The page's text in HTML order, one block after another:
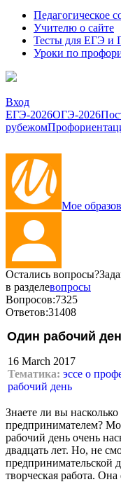
Педагогическое
Учителю о сайте
Тесты для ЕГЭ и
Уроки по
Вход
ЕГЭ-2026ОГЭ-2026
рубежом
Мое
Остались вопросы?
в разделевопросы
Вопросов:7325
Ответов:31408
Один рабочий
16 March 2017
Тематика: эссе о
рабочий день
Знаете ли вы
предпринимателем?
рабочий день очень
двадцать лет. Но, не
предпринимательской
творческая работа. Она